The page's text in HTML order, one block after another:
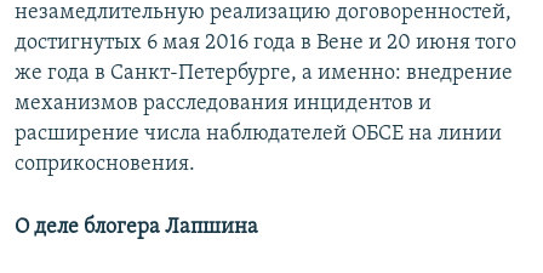
незамедлительную реализацию договоренностей,
достигнутых 6 мая 2016 года в Вене и 20 июня того
же года в Санкт-Петербурге, а именно: внедрение
механизмов расследования инцидентов и
расширение числа наблюдателей ОБСЕ на линии
соприкосновения.
О деле блогера Лапшина